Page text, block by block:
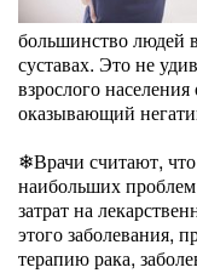
большинство людей
суставах. Это не
взрослого
оказывающий
❄Врачи считают, что
наибольших
затрат на
этого заболевания,
терапию рака,